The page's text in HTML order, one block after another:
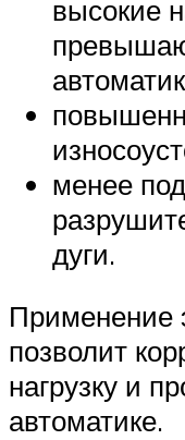
высокие
менее
дуги.
Применение
позволит
нагрузку и
автоматике.